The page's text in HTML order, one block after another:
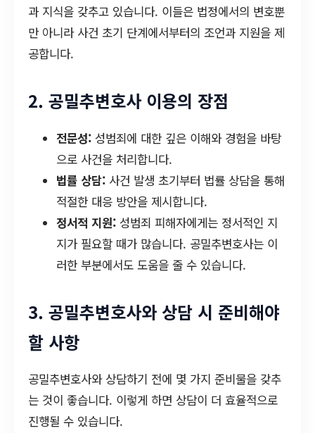
과 지식을 갖추고 있습니다. 이들은 법정에서의 변호뿐
만 아니라 사건 초기 단계에서부터의 조언과 지원을 제
공합니다.
2. 공밀추변호사 이용의 장점
전문성: 성범죄에 대한 깊은 이해와 경험을 바탕
으로 사건을 처리합니다.
법률 상담: 사건 발생 초기부터 법률 상담을 통해
적절한 대응 방안을 제시합니다.
정서적 지원: 성범죄 피해자에게는 정서적인 지
지가 필요할 때가 많습니다. 공밀추변호사는 이
러한 부분에서도 도움을 줄 수 있습니다.
3. 공밀추변호사와 상담 시 준비해야
할 사항
공밀추변호사와 상담하기 전에 몇 가지 준비물을 갖추
는 것이 좋습니다. 이렇게 하면 상담이 더 효율적으로
진행될 수 있습니다.